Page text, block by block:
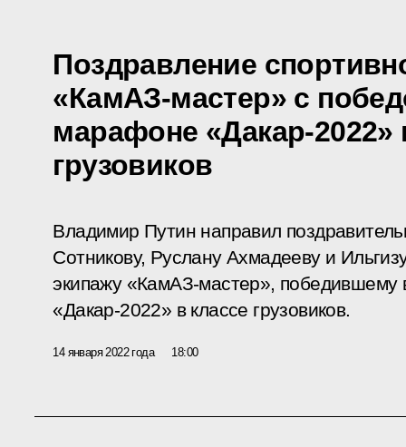
Поздравление
«КамАЗ-мастер» с
марафоне «Дакар-2022»
грузовиков
Владимир Путин направил
Сотникову, Руслану Ахмадееву и
экипажу «КамАЗ-мастер»,
«Дакар-2022» в классе грузовиков.
14 января 2022 года 18:00